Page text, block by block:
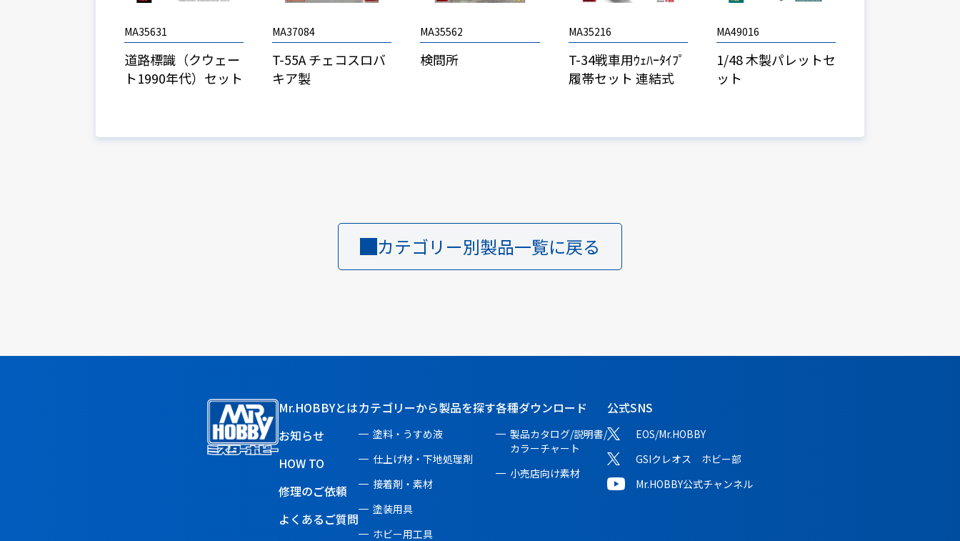
MA35631
道路標識（クウェー
ト1990年代）セット
MA37084
T-55A チェコスロバ
キア製
MA35562
検問所
MA35216
T-34戦車用ｳｪﾊｰﾀｲﾌﾟ
履帯セット 連結式
MA49016
1/48 木製パレットセ
ット
カテゴリー別製品一覧に戻る
Mr.HOBBYとは
お知らせ
HOW TO
修理のご依頼
よくあるご質問
カテゴリーから製品を探す
塗料・うすめ液
仕上げ材・下地処理剤
接着剤・素材
塗装用具
ホビー用工具
各種ダウンロード
製品カタログ/説明書/
カラーチャート
小売店向け素材
公式SNS
EOS/Mr.HOBBY
GSIクレオス ホビー部
Mr.HOBBY公式チャンネル